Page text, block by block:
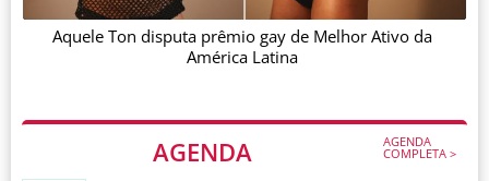
AGENDA AGENDA
COMPLETA >
Aquele Ton disputa prêmio gay de Melhor Ativo da
América Latina